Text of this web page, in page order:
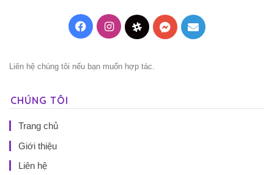
FacebookInstagramThreadsMessenger
Mail
Liên hệ chúng tôi nếu bạn muốn hợp tác.
CHÚNG TÔI
Trang chủ
Giới thiệu
Liên hệ